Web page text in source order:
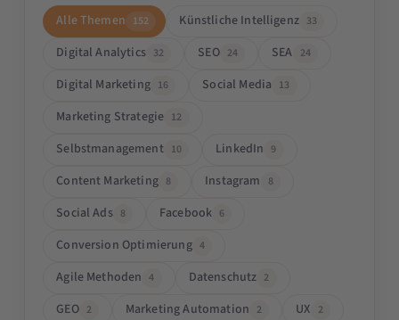
Alle Themen 152 Künstliche Intelligenz 33
Digital Analytics 32 SEO 24 SEA 24
Digital Marketing 16 Social Media 13
Marketing Strategie 12
Selbstmanagement 10 LinkedIn 9
Content Marketing 8 Instagram 8
Social Ads 8 Facebook 6
Conversion Optimierung 4
Agile Methoden 4 Datenschutz 2
GEO 2 Marketing Automation 2 UX 2